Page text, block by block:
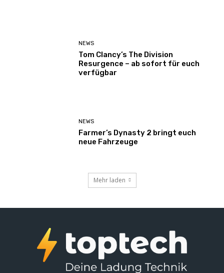
NEWS
Tom Clancy’s The Division
Resurgence – ab sofort für euch
verfügbar
NEWS
Farmer’s Dynasty 2 bringt euch
neue Fahrzeuge
Mehr laden